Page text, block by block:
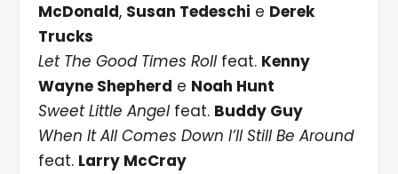
McDonald, Susan Tedeschi e Derek
Trucks
Let The Good Times Rollfeat. Kenny
Wayne Shepherd e Noah Hunt
Sweet Little Angelfeat. Buddy Guy
When It All Comes Down I’ll Still Be Around
feat. Larry McCray